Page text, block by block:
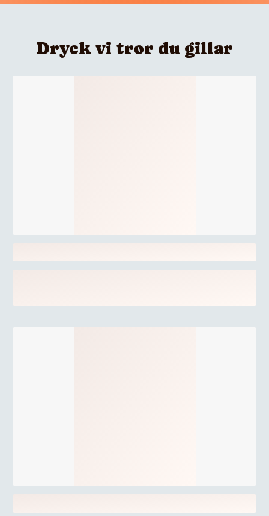
Dryck vi tror du gillar